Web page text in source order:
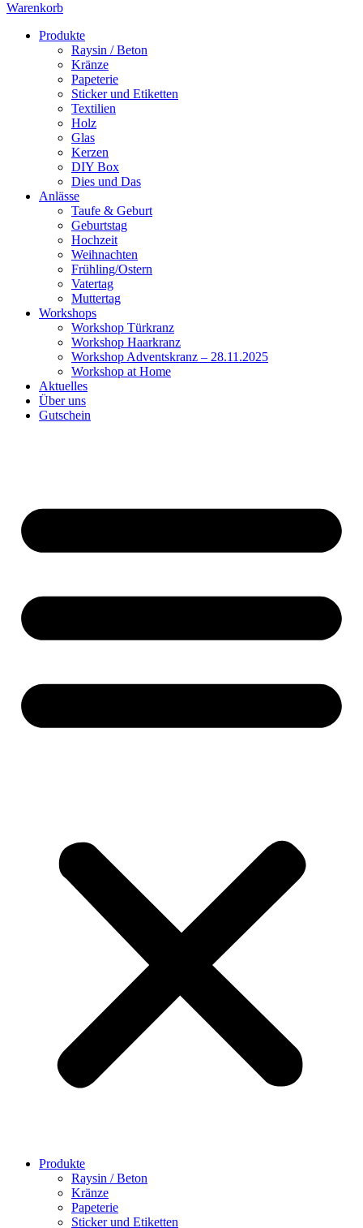
Warenkorb
Produkte
Raysin / Beton
Kränze
Papeterie
Sticker und Etiketten
Textilien
Holz
Glas
Kerzen
DIY Box
Dies und Das
Anlässe
Taufe & Geburt
Geburtstag
Hochzeit
Weihnachten
Frühling/Ostern
Vatertag
Muttertag
Workshops
Workshop Türkranz
Workshop Haarkranz
Workshop Adventskranz – 28.11.2025
Workshop at Home
Aktuelles
Über uns
Gutschein
Produkte
Raysin / Beton
Kränze
Papeterie
Sticker und Etiketten